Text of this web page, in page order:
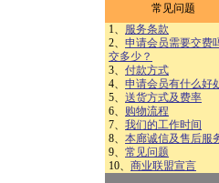
常见问题
1、 服务条款
2、 申请会员需要交费
交多少？
3、 付款方式
4、 申请会员有什么好
5、 送货方式及费率
6、 购物流程
7、 我们的工作时间
8、 本廊诚信及售后服
9、 常见问题
10、 商业联盟宣言